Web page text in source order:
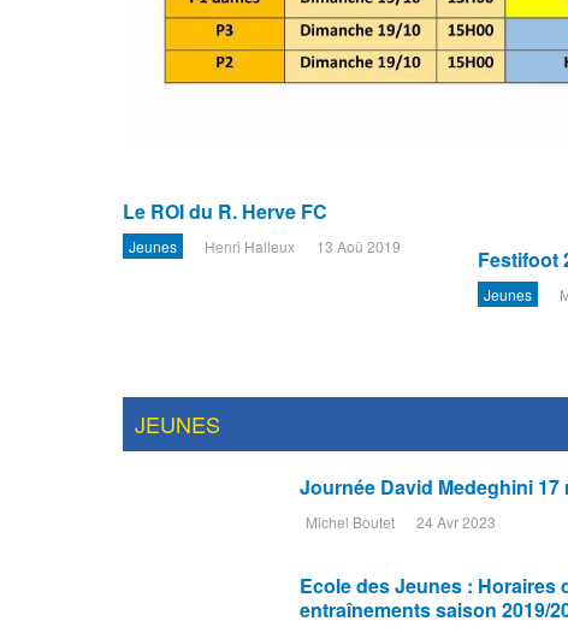
Le ROI du R. Herve FC
Jeunes Henri Halleux 13 Aoû 2019 Festifoot
Jeunes
JEUNES
Journée David Medeghini 17
Michel Boutet 24 Avr 2023
Ecole des Jeunes : Horaires
entraînements saison 2019/